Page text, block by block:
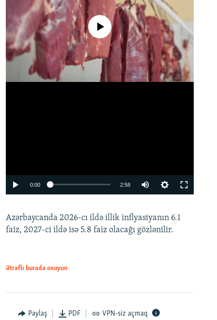
No media source currently available
0:00 2:58
360p
480p
Azərbaycanda 2026-cı ildə illik inflyasiyanın 6.1
faiz, 2027-ci ildə isə 5.8 faiz olacağı gözlənilir.
Ətraflı burada oxuyun
Paylaş PDF VPN-siz açmaq